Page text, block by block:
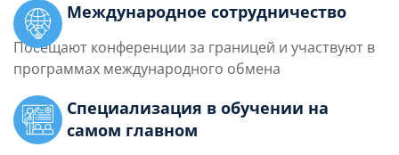
Международное сотрудничество
Посещают конференции за границей и участвуют в
программах международного обмена
Специализация в обучении на
самом главном